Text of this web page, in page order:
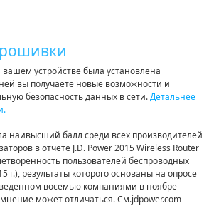
устройстве была установлена
вы получаете новые возможности и
безопасность данных в сети.Детальнее
наивысший балл среди всех производителей
в отчете J.D. Power 2015 Wireless Router
пользователей беспроводных
г.), результаты которого основаны на опросе
восемью компаниями в ноябре-
может отличаться. См.jdpower.com